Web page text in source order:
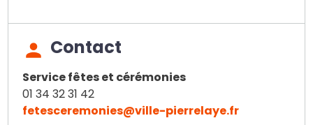
Contact
Service fêtes et cérémonies
01 34 32 31 42
fetesceremonies@ville-pierrelaye.fr